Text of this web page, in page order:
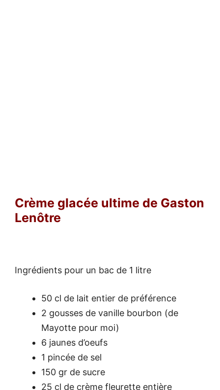
Crème glacée ultime de Gaston
Lenôtre
Ingrédients pour un bac de 1 litre
50 cl de lait entier de préférence
2 gousses de vanille bourbon (de
Mayotte pour moi)
6 jaunes d’oeufs
1 pincée de sel
150 gr de sucre
25 cl de crème fleurette entière